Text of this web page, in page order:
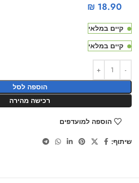
₪ 18.90
קיים במלאי
קיים במלאי
הוספה לסל
רכישה מהירה
הוספה למועדפים
שיתוף: